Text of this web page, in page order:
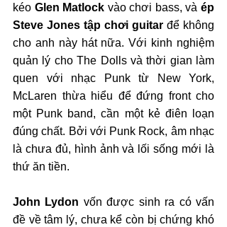
kéo Glen Matlock vào chơi bass, và ép
Steve Jones tập chơi guitar để không
cho anh này hát nữa. Với kinh nghiệm
quản lý cho The Dolls và thời gian làm
quen với nhạc Punk từ New York,
McLaren thừa hiểu để đứng front cho
một Punk band, cần một kẻ điên loạn
đúng chất. Bởi với Punk Rock, âm nhạc
là chưa đủ, hình ảnh và lối sống mới là
thứ ăn tiền.
John Lydon vốn được sinh ra có vấn
đề về tâm lý, chưa kể còn bị chứng khó